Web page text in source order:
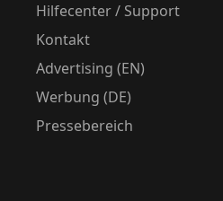
Hilfecenter / Support
Kontakt
Advertising (EN)
Werbung (DE)
Pressebereich